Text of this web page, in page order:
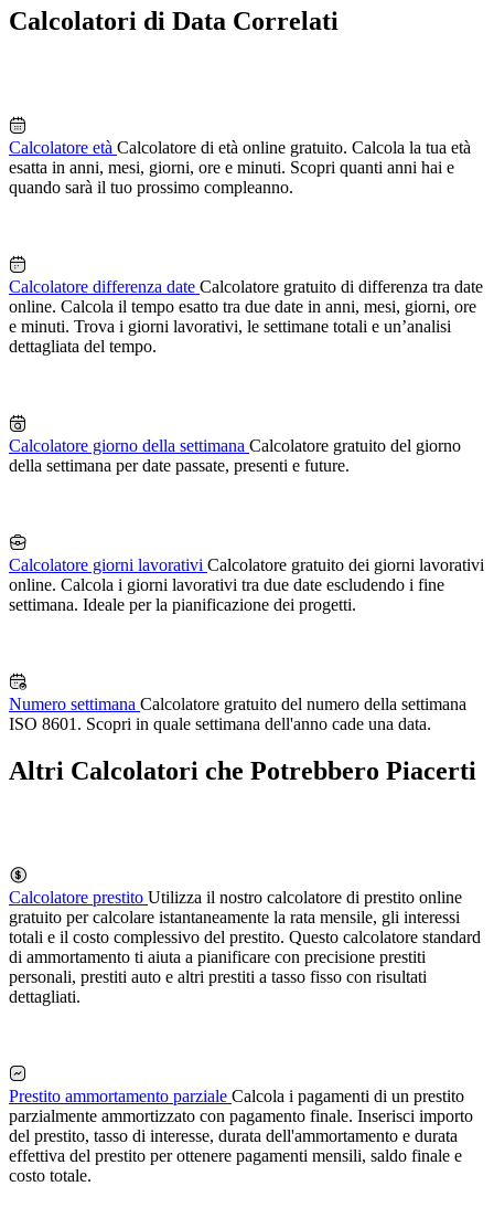
Calcolatori di Data Correlati
Calcolatore età Calcolatore di età online gratuito. Calcola la tua età
esatta in anni, mesi, giorni, ore e minuti. Scopri quanti anni hai e
quando sarà il tuo prossimo compleanno.
Calcolatore differenza date Calcolatore gratuito di differenza tra date
online. Calcola il tempo esatto tra due date in anni, mesi, giorni, ore
e minuti. Trova i giorni lavorativi, le settimane totali e un’analisi
dettagliata del tempo.
Calcolatore giorno della settimana Calcolatore gratuito del giorno
della settimana per date passate, presenti e future.
Calcolatore giorni lavorativi Calcolatore gratuito dei giorni lavorativi
online. Calcola i giorni lavorativi tra due date escludendo i fine
settimana. Ideale per la pianificazione dei progetti.
Numero settimana Calcolatore gratuito del numero della settimana
ISO 8601. Scopri in quale settimana dell'anno cade una data.
Altri Calcolatori che Potrebbero Piacerti
Calcolatore prestito Utilizza il nostro calcolatore di prestito online
gratuito per calcolare istantaneamente la rata mensile, gli interessi
totali e il costo complessivo del prestito. Questo calcolatore standard
di ammortamento ti aiuta a pianificare con precisione prestiti
personali, prestiti auto e altri prestiti a tasso fisso con risultati
dettagliati.
Prestito ammortamento parziale Calcola i pagamenti di un prestito
parzialmente ammortizzato con pagamento finale. Inserisci importo
del prestito, tasso di interesse, durata dell'ammortamento e durata
effettiva del prestito per ottenere pagamenti mensili, saldo finale e
costo totale.